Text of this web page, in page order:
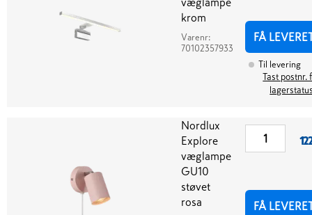
krom
Varenr:
70102357933
FÅ
Til levering
Tast postnr.
Nordlux
Explore
væglampe
GU10
støvet
rosa
FÅ